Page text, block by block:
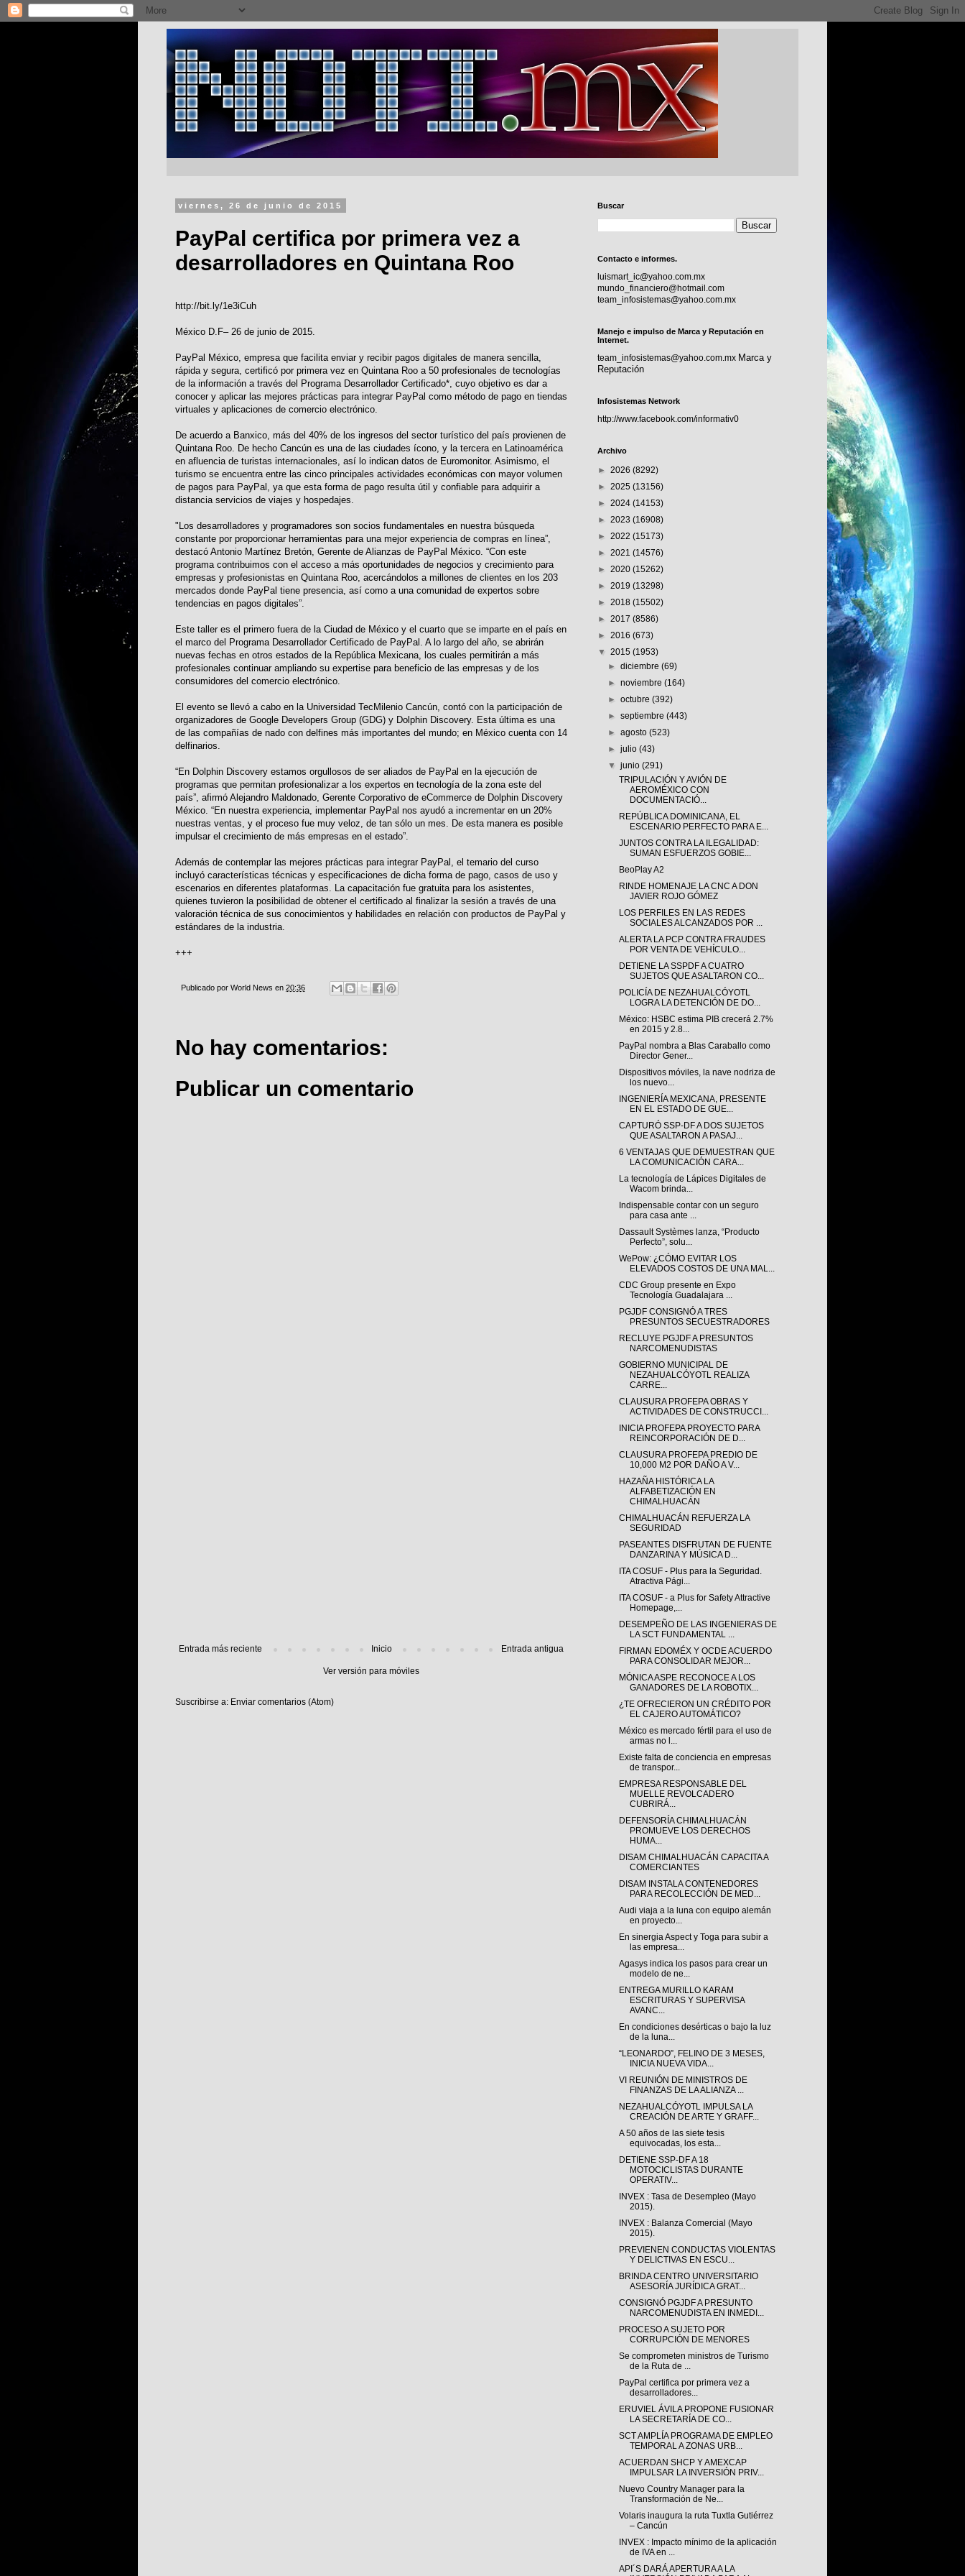
viernes, 26 de junio de 2015
PayPal certifica por primera vez a
desarrolladores en Quintana Roo
http://bit.ly/1e3iCuh
México D.F– 26 de junio de 2015.
PayPal México, empresa que facilita enviar y recibir pagos digitales de manera sencilla,
rápida y segura, certificó por primera vez en Quintana Roo a 50 profesionales de tecnologías
de la información a través del Programa Desarrollador Certificado*, cuyo objetivo es dar a
conocer y aplicar las mejores prácticas para integrar PayPal como método de pago en tiendas
virtuales y aplicaciones de comercio electrónico.
De acuerdo a Banxico, más del 40% de los ingresos del sector turístico del país provienen de
Quintana Roo. De hecho Cancún es una de las ciudades ícono, y la tercera en Latinoamérica
en afluencia de turistas internacionales, así lo indican datos de Euromonitor. Asimismo, el
turismo se encuentra entre las cinco principales actividades económicas con mayor volumen
de pagos para PayPal, ya que esta forma de pago resulta útil y confiable para adquirir a
distancia servicios de viajes y hospedajes.
"Los desarrolladores y programadores son socios fundamentales en nuestra búsqueda
constante por proporcionar herramientas para una mejor experiencia de compras en línea”,
destacó Antonio Martínez Bretón, Gerente de Alianzas de PayPal México. “Con este
programa contribuimos con el acceso a más oportunidades de negocios y crecimiento para
empresas y profesionistas en Quintana Roo, acercándolos a millones de clientes en los 203
mercados donde PayPal tiene presencia, así como a una comunidad de expertos sobre
tendencias en pagos digitales”.
Este taller es el primero fuera de la Ciudad de México y el cuarto que se imparte en el país en
el marco del Programa Desarrollador Certificado de PayPal. A lo largo del año, se abrirán
nuevas fechas en otros estados de la República Mexicana, los cuales permitirán a más
profesionales continuar ampliando su expertise para beneficio de las empresas y de los
consumidores del comercio electrónico.
El evento se llevó a cabo en la Universidad TecMilenio Cancún, contó con la participación de
organizadores de Google Developers Group (GDG) y Dolphin Discovery. Esta última es una
de las compañías de nado con delfines más importantes del mundo; en México cuenta con 14
delfinarios.
“En Dolphin Discovery estamos orgullosos de ser aliados de PayPal en la ejecución de
programas que permitan profesionalizar a los expertos en tecnología de la zona este del
país”, afirmó Alejandro Maldonado, Gerente Corporativo de eCommerce de Dolphin Discovery
México. “En nuestra experiencia, implementar PayPal nos ayudó a incrementar en un 20%
nuestras ventas, y el proceso fue muy veloz, de tan sólo un mes. De esta manera es posible
impulsar el crecimiento de más empresas en el estado”.
Además de contemplar las mejores prácticas para integrar PayPal, el temario del curso
incluyó características técnicas y especificaciones de dicha forma de pago, casos de uso y
escenarios en diferentes plataformas. La capacitación fue gratuita para los asistentes,
quienes tuvieron la posibilidad de obtener el certificado al finalizar la sesión a través de una
valoración técnica de sus conocimientos y habilidades en relación con productos de PayPal y
estándares de la industria.
+++
Publicado por World News en 20:36
No hay comentarios:
Publicar un comentario
Entrada más reciente Entrada antigua
Inicio
Ver versión para móviles
Suscribirse a: Enviar comentarios (Atom)
Buscar
Contacto e informes.
luismart_ic@yahoo.com.mx
mundo_financiero@hotmail.com
team_infosistemas@yahoo.com.mx
Manejo e impulso de Marca y Reputación en
Internet.
team_infosistemas@yahoo.com.mx Marca y
Reputación
Infosistemas Network
http://www.facebook.com/informativ0
Archivo
► 2026 (8292)
► 2025 (13156)
► 2024 (14153)
► 2023 (16908)
► 2022 (15173)
► 2021 (14576)
► 2020 (15262)
► 2019 (13298)
► 2018 (15502)
► 2017 (8586)
► 2016 (673)
▼ 2015 (1953)
►diciembre(69)
►noviembre(164)
►octubre(392)
►septiembre(443)
►agosto(523)
►julio(43)
▼junio(291)
TRIPULACIÓN Y AVIÓN DE
AEROMÉXICO CON
DOCUMENTACIÓ...
REPÚBLICA DOMINICANA, EL
ESCENARIO PERFECTO PARA E...
JUNTOS CONTRA LA ILEGALIDAD:
SUMAN ESFUERZOS GOBIE...
BeoPlay A2
RINDE HOMENAJE LA CNC A DON
JAVIER ROJO GÓMEZ
LOS PERFILES EN LAS REDES
SOCIALES ALCANZADOS POR ...
ALERTA LA PCP CONTRA FRAUDES
POR VENTA DE VEHÍCULO...
DETIENE LA SSPDF A CUATRO
SUJETOS QUE ASALTARON CO...
POLICÍA DE NEZAHUALCÓYOTL
LOGRA LA DETENCIÓN DE DO...
México: HSBC estima PIB crecerá 2.7%
en 2015 y 2.8...
PayPal nombra a Blas Caraballo como
Director Gener...
Dispositivos móviles, la nave nodriza de
los nuevo...
INGENIERÍA MEXICANA, PRESENTE ​
EN EL ESTADO DE GUE...
CAPTURÓ SSP-DF A DOS SUJETOS
QUE ASALTARON A PASAJ...
6 VENTAJAS QUE DEMUESTRAN QUE
LA COMUNICACIÓN CARA...
La tecnología de Lápices Digitales de
Wacom brinda...
Indispensable contar con un seguro
para casa ante ...
Dassault Systèmes lanza, “Producto
Perfecto”, solu...
WePow: ¿CÓMO EVITAR LOS
ELEVADOS COSTOS DE UNA MAL...
CDC Group presente en Expo
Tecnología Guadalajara ...
PGJDF CONSIGNÓ A TRES
PRESUNTOS SECUESTRADORES
RECLUYE PGJDF A PRESUNTOS
NARCOMENUDISTAS
GOBIERNO MUNICIPAL DE
NEZAHUALCÓYOTL REALIZA
CARRE...
CLAUSURA PROFEPA OBRAS Y
ACTIVIDADES DE CONSTRUCCI...
INICIA PROFEPA PROYECTO PARA
REINCORPORACIÓN DE D...
CLAUSURA PROFEPA PREDIO DE
10,000 M2 POR DAÑO A V...
HAZAÑA HISTÓRICA LA
ALFABETIZACIÓN EN
CHIMALHUACÁN
CHIMALHUACÁN REFUERZA LA
SEGURIDAD
PASEANTES DISFRUTAN DE FUENTE
DANZARINA Y MÚSICA D...
ITA COSUF - Plus para la Seguridad.
Atractiva Pági...
ITA COSUF - a Plus for Safety Attractive
Homepage,...
DESEMPEÑO DE LAS INGENIERAS DE
LA SCT FUNDAMENTAL ...
FIRMAN EDOMÉX Y OCDE ACUERDO
PARA CONSOLIDAR MEJOR...
MÓNICA ASPE RECONOCE A LOS
GANADORES DE LA ROBOTIX...
¿TE OFRECIERON UN CRÉDITO POR
EL CAJERO AUTOMÁTICO?
México es mercado fértil para el uso de
armas no l...
Existe falta de conciencia en empresas
de transpor...
EMPRESA RESPONSABLE DEL
MUELLE REVOLCADERO
CUBRIRÁ...
DEFENSORÍA CHIMALHUACÁN
PROMUEVE LOS DERECHOS
HUMA...
DISAM CHIMALHUACÁN CAPACITA A
COMERCIANTES
DISAM INSTALA CONTENEDORES
PARA RECOLECCIÓN DE MED...
Audi viaja a la luna con equipo alemán
en proyecto...
En sinergia Aspect y Toga para subir a
las empresa...
Agasys indica los pasos para crear un
modelo de ne...
ENTREGA MURILLO KARAM
ESCRITURAS Y SUPERVISA
AVANC...
En condiciones desérticas o bajo la luz
de la luna...
“LEONARDO”, FELINO DE 3 MESES,
INICIA NUEVA VIDA...
VI REUNIÓN DE MINISTROS DE
FINANZAS DE LA ALIANZA ...
NEZAHUALCÓYOTL IMPULSA LA
CREACIÓN DE ARTE Y GRAFF...
A 50 años de las siete tesis
equivocadas, los esta...
DETIENE SSP-DF A 18
MOTOCICLISTAS DURANTE
OPERATIV...
INVEX : Tasa de Desempleo (Mayo
2015).
INVEX : Balanza Comercial (Mayo
2015).
PREVIENEN CONDUCTAS VIOLENTAS
Y DELICTIVAS EN ESCU...
BRINDA CENTRO UNIVERSITARIO
ASESORÍA JURÍDICA GRAT...
CONSIGNÓ PGJDF A PRESUNTO
NARCOMENUDISTA EN INMEDI...
PROCESO A SUJETO POR
CORRUPCIÓN DE MENORES
Se comprometen ministros de Turismo
de la Ruta de ...
PayPal certifica por primera vez a
desarrolladores...
ERUVIEL ÁVILA PROPONE FUSIONAR
LA SECRETARÍA DE CO...
SCT AMPLÍA PROGRAMA DE EMPLEO
TEMPORAL A ZONAS URB...
ACUERDAN SHCP Y AMEXCAP
IMPULSAR LA INVERSIÓN PRIV...
Nuevo Country Manager para la
Transformación de Ne...
Volaris inaugura la ruta Tuxtla Gutiérrez
– Cancún
INVEX : Impacto mínimo de la aplicación
de IVA en ...
API´S DARÁ APERTURA A LA